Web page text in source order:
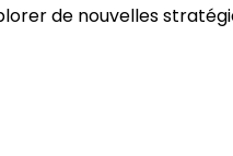
de nouvelles